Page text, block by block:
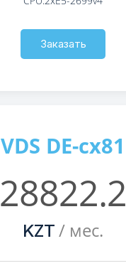
Заказать
VDS DE-cx81
28822.2
KZT / мес.